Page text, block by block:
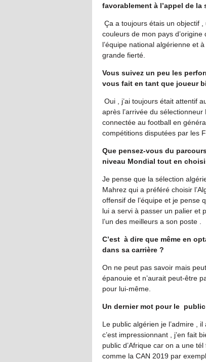
favorablement à l’appel de
Ça a toujours étais un objectif
couleurs de mon pays
l’équipe national algérienne et
grande fierté.
Vous suivez un peu les
vous fait en tant que joueur
Oui , j’ai toujours était attentif
après l’arrivée du
connectée au football en
compétitions disputées par les
Que pensez-vous du
niveau Mondial tout en
Je pense que la sélection
Mahrez qui a préféré choisir
offensif de l’équipe et je pense
lui a servi à passer un palier et
l’un des meilleurs a son poste .
C’est à dire que même en
dans sa carrière ?
On ne peut pas savoir mais
épanouie et n’aurait peut-être
pour lui-même.
Un dernier mot pour le
Le public algérien je l’admire ,
c’est impressionnant , j’en fait
public d’Afrique car on a une
comme la CAN 2019 par